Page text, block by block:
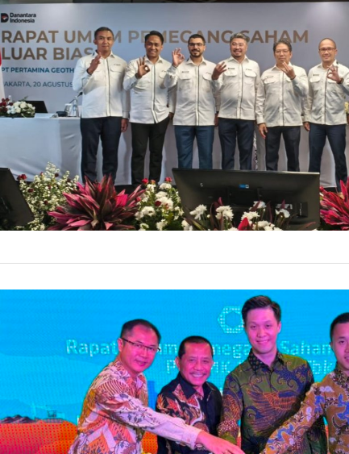
memastikan
byPrismono24
COAL
Vincent
Jakarta,
menyetujui
sebagai
direksi,
byPrismono5